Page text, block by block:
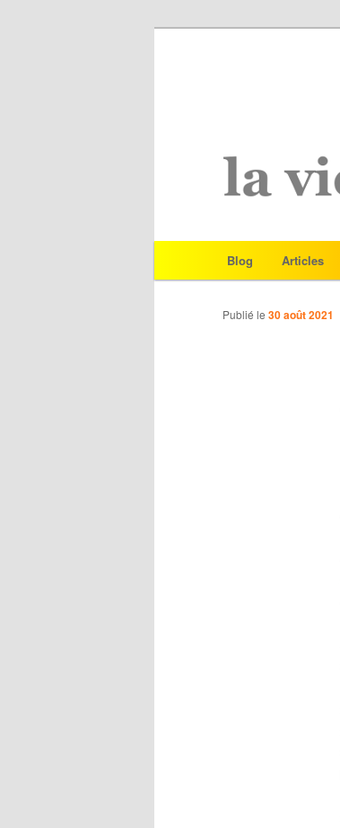
Aller
au
Blog Articles
Publié le 30 août 2021